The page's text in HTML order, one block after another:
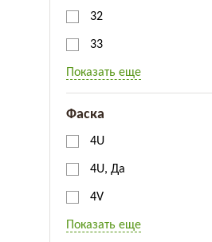
32
33
Показать еще
Фаска
4U
4U, Да
4V
Показать еще